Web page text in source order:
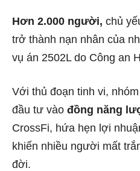
Hơn 2.000 người, chủ
trở thành nạn nhân của
vụ án 2502L do Công an
Với thủ đoạn tinh vi,
đầu tư vào đồng năng
CrossFi, hứa hẹn lợi
khiến nhiều người mất
đời.